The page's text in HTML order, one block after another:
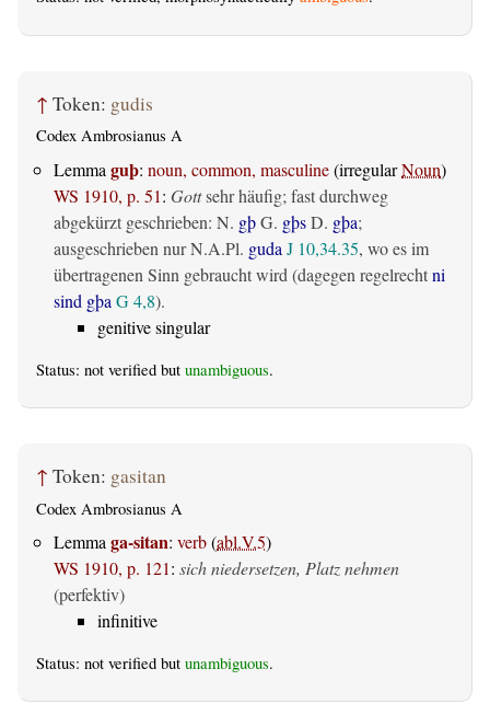
↑ Token: gudis
Codex Ambrosianus A
Lemma guþ: noun, common, masculine(irregularNoun)
WS 1910, p. 51: Gottsehr häufig; fast durchweg
abgekürzt geschrieben: N. gþG. gþsD. gþa;
ausgeschrieben nur N.A.Pl. guda J 10,34.35, wo es im
übertragenen Sinn gebraucht wird (dagegen regelrechtni
sind gþa G 4,8).
genitive singular
Status: not verified but unambiguous.
↑ Token: gasitan
Codex Ambrosianus A
Lemma ga-sitan: verb(abl.V.5)
WS 1910, p. 121: sich niedersetzen, Platz nehmen
(perfektiv)
infinitive
Status: not verified but unambiguous.